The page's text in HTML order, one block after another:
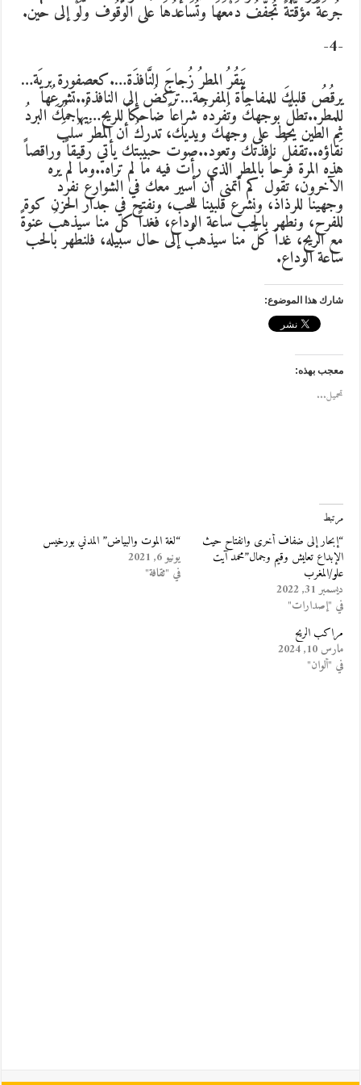
جُرعَةً مؤقَّتَةً تُجفّفُ دَمْعَهَا وتُسَاعدُهَا على الوُقُوف ولَوْ إلى حين.
-4-
يَنقُرُ المطرُ زُجاجَ النَّافذَة….كعصفورة بريَة…
يرقُصُ قلبكَ للمفاجأة المفرحة…تركضُ إلى النافذة..تشرعُها
للمطر..تطلُّ بوجهكَ وتُفردهُ شراعاً ضاحكاً للريح…يُهاجمُكَ البردُ
ثم الطين يحط على وجهك ويديك، تدركُ أن المطرَ سُلبَ
نَقاؤه..تقفلُ نافذتك وتعود..صوت حبيبتك يأتي رقيقاً وراقصاً
هذه المرة فرحاً بالمطر الذي رأت فيه ما لم تراه..وما لم يره
الآخرون، تقول كم أتمنى أن أسير معك في الشوارع نفرد
وجهينا للرذاذ، ونشرع قلبينا للحب، ونفتح في جدار الحزن كوة
للفرح، ونطهر بالحب ساعة الوداع، فغداً كل منا سيذهبُ عنوةً
مع الريح، غداً كلٌّ منا سيذهبُ إلى حال سبيله، فلنطهر بالحب
ساعة الوداع.
شارك هذا الموضوع:
معجب بهذه:
تحميل...
مرتبط
“إبحار إلى ضفاف أخرى وانفتاح حيث
الإبداع تعايش وقيم وجمال”محمد آيت
علو/المغرب
ديسمبر 31, 2022
في "إصدارات"
“لغة الموت والبياض” المدني بورخيس
يونيو 6, 2021
في "ثقافة"
مراكب الريح
مارس 10, 2024
في "ألوان"